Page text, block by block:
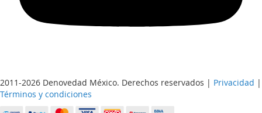
2011-2026 Denovedad México. Derechos reservados | Privacidad |
Términos y condiciones